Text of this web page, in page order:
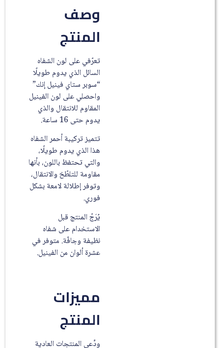
وصف
المنتج
تعرّفي على لون الشفاه
السائل الذي يدوم طويلًا
“سوبر ستاي فينيل إنك”
واحصلي على لون الفينيل
المقاوم للانتقال والذي
يدوم حتى 16 ساعة.
تتميز تركيبة أحمر الشفاه
هذا الذي يدوم طويلًا،
والتي تحتفظ باللون، بأنها
مقاومة للتلطّخ والانتقال،
وتوفر إطلالة لامعة بشكل
فوري.
يُرَجّ المنتج قبل
الاستخدام على شفاه
نظيفة وجافّة. متوفر في
عشرة ألوان من الفينيل.
مميزات
المنتج
ودِّعي المنتجات العادية